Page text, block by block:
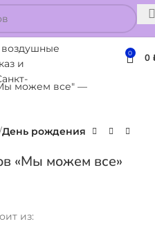
0 0
День рождения
«Мы можем все»
из: